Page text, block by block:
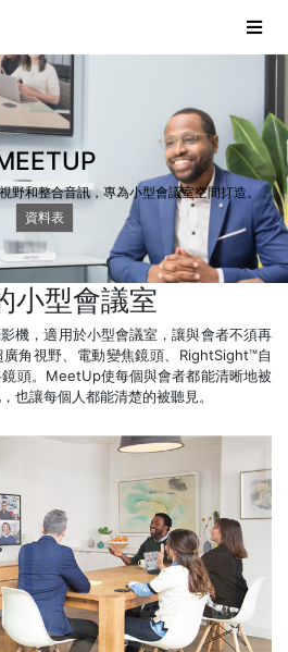
野和整合音訊，專為小型會議室空間打造。
資料表
小型會議室
機，適用於小型會議室，讓與會者不須再
角視野、電動變焦鏡頭、RightSight™自
頭。MeetUp使每個與會者都能清晰地被
也讓每個人都能清楚的被聽見。